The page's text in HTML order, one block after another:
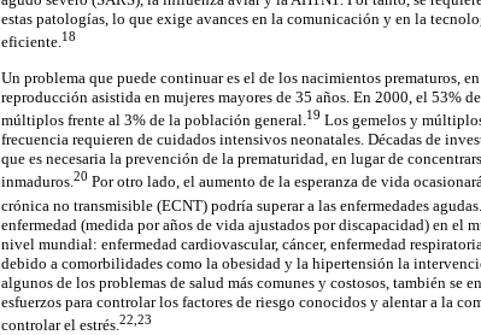
estas patologías, lo que exige avances en la comunicación y en la
eficiente.18
Un problema que puede continuar es el de los nacimientos prematuros,
reproducción asistida en mujeres mayores de 35 años. En 2000, el 53%
múltiplos frente al 3% de la población general. 19 Los gemelos y
frecuencia requieren de cuidados intensivos neonatales. Décadas de
que es necesaria la prevención de la prematuridad, en lugar de
inmaduros.20 Por otro lado, el aumento de la esperanza de vida
crónica no transmisible (ECNT) podría superar a las enfermedades
enfermedad (medida por años de vida ajustados por discapacidad) en el
nivel mundial: enfermedad cardiovascular, cáncer, enfermedad
debido a comorbilidades como la obesidad y la hipertensión la
algunos de los problemas de salud más comunes y costosos, también se
esfuerzos para controlar los factores de riesgo conocidos y alentar a la
controlar el estrés. 22,23